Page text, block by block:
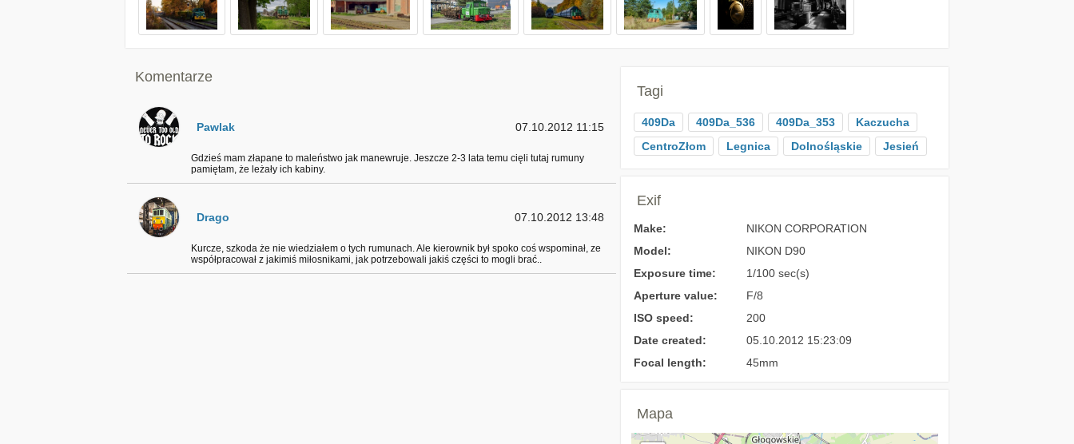
Komentarze
Pawlak 07.10.2012 11:15
Gdzieś mam złapane to maleństwo jak manewruje. Jeszcze 2-3 lata temu cięli tutaj rumuny
pamiętam, że leżały ich kabiny.
Drago 07.10.2012 13:48
Kurcze, szkoda że nie wiedziałem o tych rumunach. Ale kierownik był spoko coś wspominał, ze
współpracował z jakimiś miłosnikami, jak potrzebowali jakiś części to mogli brać..
Tagi
409Da 409Da_536 409Da_353
Kaczucha
CentroZłom
Legnica Dolnośląskie Jesień
Exif
Make:
NIKON CORPORATION
Model:
NIKON D90
Exposure time:
1/100 sec(s)
Aperture value:
F/8
ISO speed:
200
Date created:
05.10.2012 15:23:09
Focal length:
45mm
Mapa